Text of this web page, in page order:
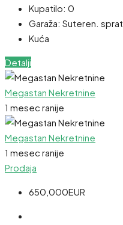
Kupatilo: 0
Garaža: Suteren. sprat
Kuća
Detalji
Megastan Nekretnine
1 mesec ranije
Megastan Nekretnine
1 mesec ranije
Prodaja
650,000EUR